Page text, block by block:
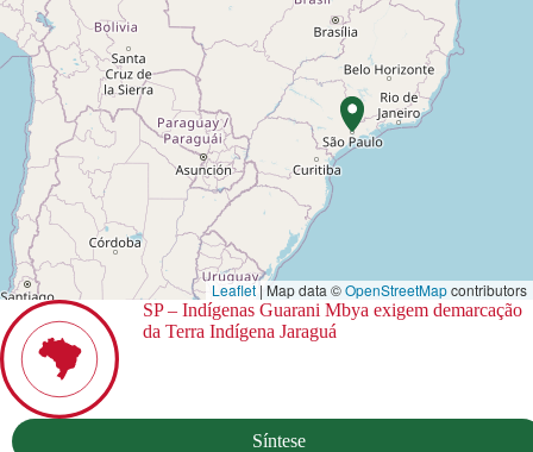
Leaflet | Map data ©OpenStreetMapcontributors
SP – Indígenas Guarani Mbya exigem demarcação
da Terra Indígena Jaraguá
Síntese